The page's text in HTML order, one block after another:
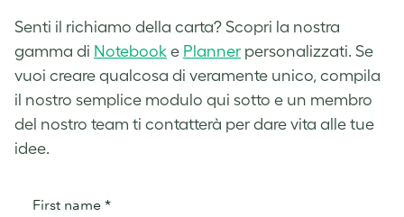
Senti il richiamo della carta? Scopri la nostra
gamma di Notebook e Planner personalizzati. Se
vuoi creare qualcosa di veramente unico, compila
il nostro semplice modulo qui sotto e un membro
del nostro team ti contatterà per dare vita alle tue
idee.